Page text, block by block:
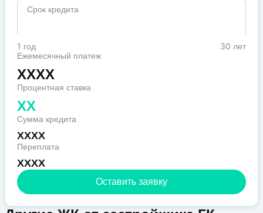
Срок кредита
1 год
30 лет
Ежемесячный платеж
XXXX
Процентная ставка
XX
Сумма кредита
XXXX
Переплата
XXXX
Оставить заявку